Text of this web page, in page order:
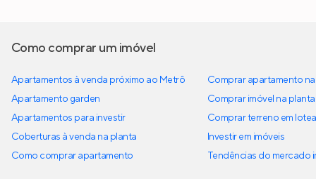
Como comprar um imóvel
Apartamentos à venda próximo ao Metrô
Apartamento garden
Apartamentos para investir
Coberturas à venda na planta
Como comprar apartamento
Comprar apartamento
Comprar imóvel na planta
Comprar terreno em
Investir em imóveis
Tendências do mercado